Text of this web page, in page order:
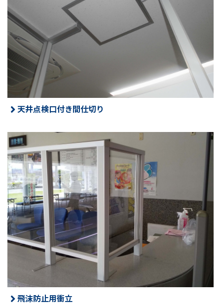
天井点検口付き間仕切り
飛沫防止用衝立